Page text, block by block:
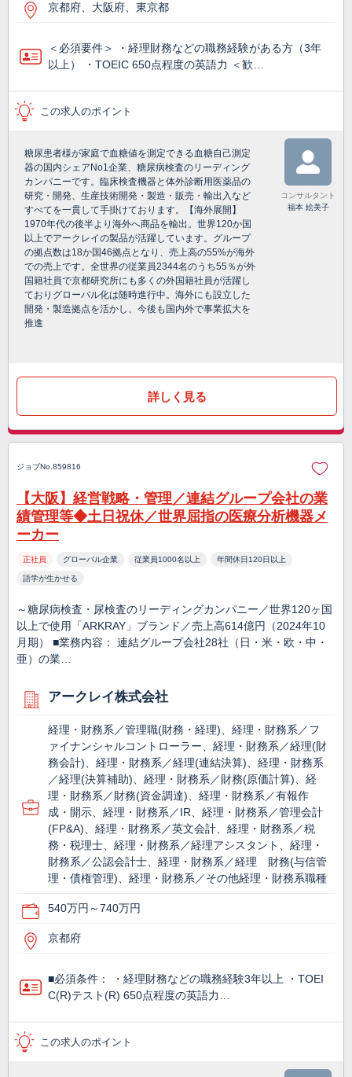
京都府、大阪府、東京都
＜必須要件＞ ・経理財務などの職務経験がある方（3年
以上） ・TOEIC 650点程度の英語力 ＜歓…
この求人のポイント
糖尿患者様が家庭で血糖値を測定できる血糖自己測定
器の国内シェアNo1企業、糖尿病検査のリーディング
カンパニーです。臨床検査機器と体外診断用医薬品の
研究・開発、生産技術開発・製造・販売・輸出入など
すべてを一貫して手掛けております。【海外展開】
1970年代の後半より海外へ商品を輸出。世界120か国
以上でアークレイの製品が活躍しています。グループ
の拠点数は18か国46拠点となり、売上高の55%が海外
での売上です。全世界の従業員2344名のうち55％が外
国籍社員で京都研究所にも多くの外国籍社員が活躍し
ておりグローバル化は随時進行中。海外にも設立した
開発・製造拠点を活かし、今後も国内外で事業拡大を
推進
コンサルタント
福本 絵美子
詳しく見る
ジョブNo.859816
【大阪】経営戦略・管理／連結グループ会社の業
績管理等◆土日祝休／世界屈指の医療分析機器メ
ーカー
正社員 グローバル企業 従業員1000名以上 年間休日120日以上
語学が生かせる
～糖尿病検査・尿検査のリーディングカンパニー／世界120ヶ国
以上で使用「ARKRAY」ブランド／売上高614億円（2024年10
月期） ■業務内容： 連結グループ会社28社（日・米・欧・中・
亜）の業…
アークレイ株式会社
経理・財務系／管理職(財務・経理)、経理・財務系／フ
ァイナンシャルコントローラー、経理・財務系／経理(財
務会計)、経理・財務系／経理(連結決算)、経理・財務系
／経理(決算補助)、経理・財務系／財務(原価計算)、経
理・財務系／財務(資金調達)、経理・財務系／有報作
成・開示、経理・財務系／IR、経理・財務系／管理会計
(FP&A)、経理・財務系／英文会計、経理・財務系／税
務・税理士、経理・財務系／経理アシスタント、経理・
財務系／公認会計士、経理・財務系／経理 財務(与信管
理・債権管理)、経理・財務系／その他経理・財務系職種
540万円～740万円
京都府
■必須条件： ・経理財務などの職務経験3年以上 ・TOEI
C(R)テスト(R) 650点程度の英語力…
この求人のポイント